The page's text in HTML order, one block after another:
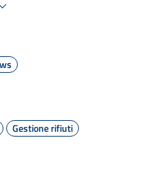
Gestione rifiuti